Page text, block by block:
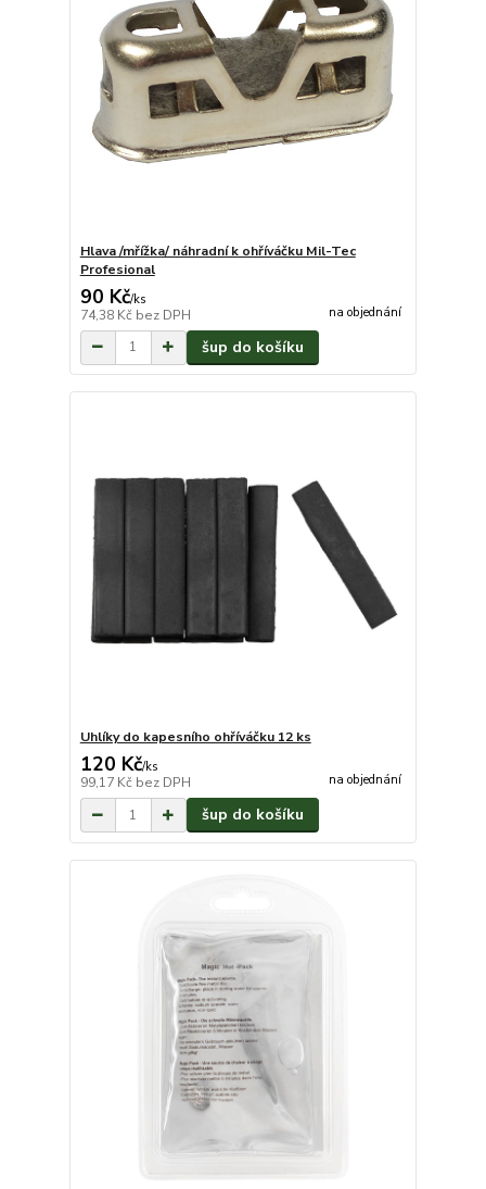
Hlava /mřížka/ náhradní k ohříváčku Mil-Tec
Profesional
90 Kč/ks
74,38 Kč bez DPH na objednání
šup do košíku
Uhlíky do kapesního ohříváčku 12 ks
120 Kč/ks
99,17 Kč bez DPH na objednání
šup do košíku